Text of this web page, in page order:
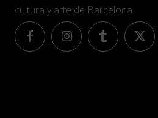
cultura y arte de Barcelona.